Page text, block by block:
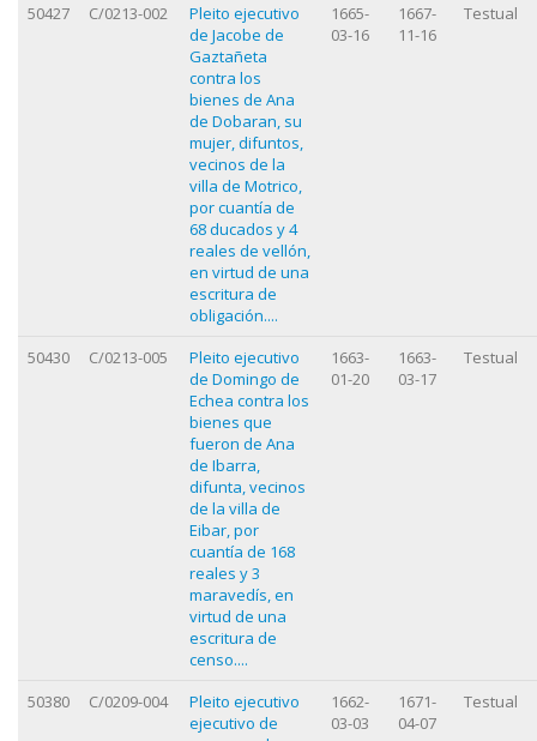
50427 C/0213-002
Pleito ejecutivo
de Jacobe de
Gaztañeta
contra los
bienes de Ana
de Dobaran, su
mujer, difuntos,
vecinos de la
villa de Motrico,
por cuantía de
68 ducados y 4
reales de vellón,
en virtud de una
escritura de
obligación....
1665-
03-16
1667-
11-16
Testual
50430 C/0213-005
Pleito ejecutivo
de Domingo de
Echea contra los
bienes que
fueron de Ana
de Ibarra,
difunta, vecinos
de la villa de
Eibar, por
cuantía de 168
reales y 3
maravedís, en
virtud de una
escritura de
censo....
1663-
01-20
1663-
03-17
Testual
50380 C/0209-004
Pleito ejecutivo
ejecutivo de
1662-
03-03
1671-
04-07
Testual